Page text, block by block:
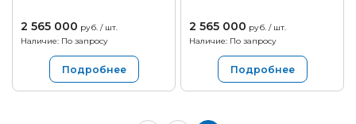
2 565 000 руб. / шт.
Наличие: По запросу
Подробнее
2 565 000 руб. / шт.
Наличие: По запросу
Подробнее